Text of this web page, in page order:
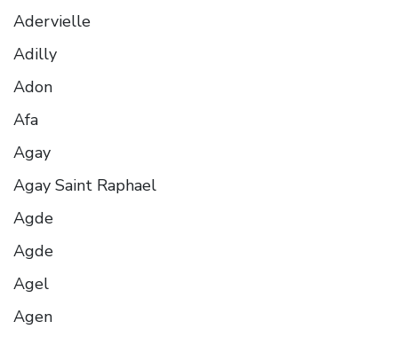
Adervielle
Adilly
Adon
Afa
Agay
Agay Saint Raphael
Agde
Agde
Agel
Agen